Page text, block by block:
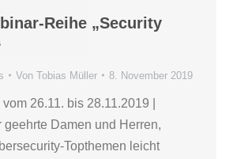
Reihe „Security
Von Tobias Müller 8. November 2019
26.11. bis 28.11.2019 |
geehrte Damen und Herren,
Topthemen leicht